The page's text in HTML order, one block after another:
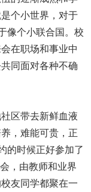
个小世界，对于
像个小联合国。校
在职场和事业中
同面对各种不确
区带去新鲜血液
，难能可贵，正
的时候正好参加了
，由教师和业界
友同学都聚在一